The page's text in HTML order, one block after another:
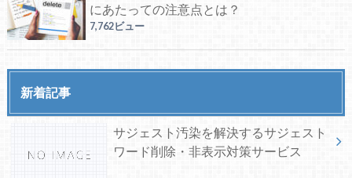
にあたっての注意点とは？
7,762ビュー
新着記事
サジェスト汚染を解決するサジェスト
ワード削除・非表示対策サービス